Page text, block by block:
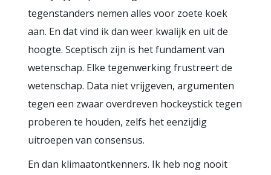
tegenstanders nemen alles voor zoete koek
aan. En dat vind ik dan weer kwalijk en uit de
hoogte. Sceptisch zijn is het fundament van
wetenschap. Elke tegenwerking frustreert de
wetenschap. Data niet vrijgeven, argumenten
tegen een zwaar overdreven hockeystick tegen
proberen te houden, zelfs het eenzijdig
uitroepen van consensus.
En dan klimaatontkenners. Ik heb nog nooit